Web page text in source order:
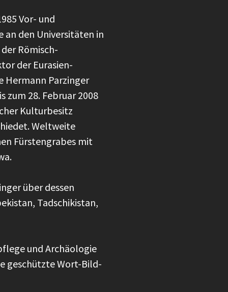
Vor- und
an den Universitäten in
Römisch-
der Eurasien-
Hermann Parzinger
zum 28. Februar 2008
Kulturbesitz
Weltweite
Fürstengrabes mit
über dessen
Tadschikistan,
und Archäologie
geschützte Wort-Bild-